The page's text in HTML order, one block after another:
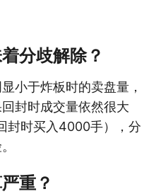
分歧解除？
小于炸板时的卖盘量，
封时成交量依然很大
封时买入4000手），分
重？